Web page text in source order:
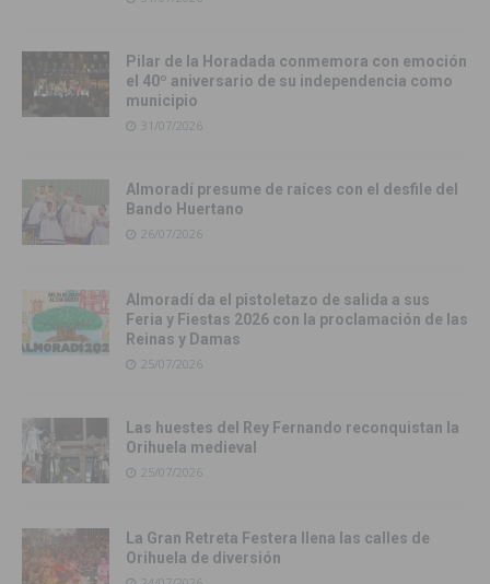
Pilar de la Horadada conmemora con emoción
el 40º aniversario de su independencia como
municipio
31/07/2026
Almoradí presume de raíces con el desfile del
Bando Huertano
26/07/2026
Almoradí da el pistoletazo de salida a sus
Feria y Fiestas 2026 con la proclamación de las
Reinas y Damas
25/07/2026
Las huestes del Rey Fernando reconquistan la
Orihuela medieval
25/07/2026
La Gran Retreta Festera llena las calles de
Orihuela de diversión